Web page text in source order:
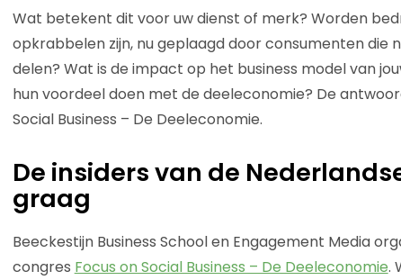
Wat betekent dit voor uw dienst of merk? Worden
opkrabbelen zijn, nu geplaagd door consumenten die
delen? Wat is de impact op het business model van
hun voordeel doen met de deeleconomie? De
Social Business – De Deeleconomie.
De insiders van de
graag
Beeckestijn Business School en Engagement Media
congres Focus on Social Business – De Deeleconomie.